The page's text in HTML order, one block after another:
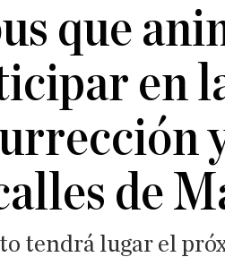
que
en
de
tendrá lugar el